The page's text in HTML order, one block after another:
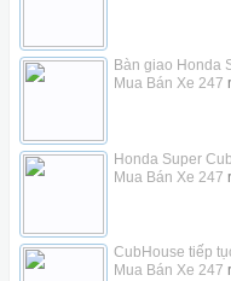
Bàn giao Honda
Mua Bán Xe 247
Honda Super
Mua Bán Xe 247
CubHouse tiếp
Mua Bán Xe 247